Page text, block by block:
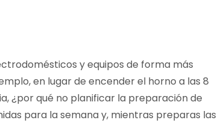
y equipos de forma más
en lugar de encender el horno a las 8
¿por qué no planificar la preparación de
para la semana y, mientras preparas las